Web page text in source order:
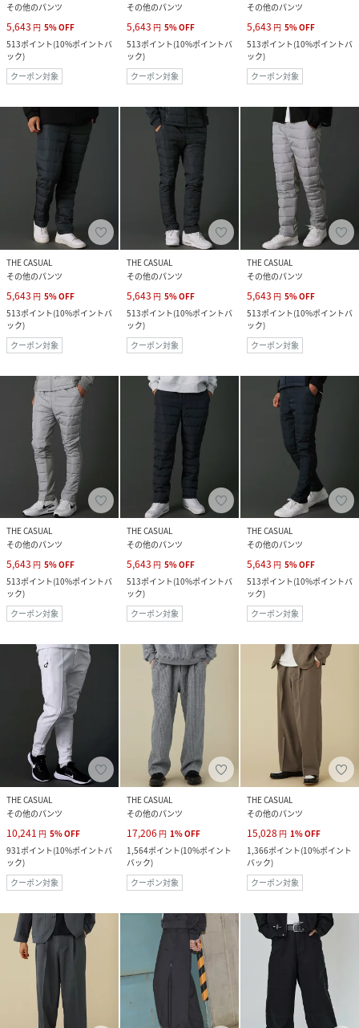
その他のパンツ
5,643 円 5%OFF
513ポイント(10%ポイントバ
ック)
クーポン対象
その他のパンツ
5,643 円 5%OFF
513ポイント(10%ポイントバ
ック)
クーポン対象
その他のパンツ
5,643 円 5%OFF
513ポイント(10%ポイントバ
ック)
クーポン対象
THE CASUAL
その他のパンツ
5,643 円 5%OFF
513ポイント(10%ポイントバ
ック)
クーポン対象
THE CASUAL
その他のパンツ
5,643 円 5%OFF
513ポイント(10%ポイントバ
ック)
クーポン対象
THE CASUAL
その他のパンツ
5,643 円 5%OFF
513ポイント(10%ポイントバ
ック)
クーポン対象
THE CASUAL
その他のパンツ
5,643 円 5%OFF
513ポイント(10%ポイントバ
ック)
クーポン対象
THE CASUAL
その他のパンツ
5,643 円 5%OFF
513ポイント(10%ポイントバ
ック)
クーポン対象
THE CASUAL
その他のパンツ
5,643 円 5%OFF
513ポイント(10%ポイントバ
ック)
クーポン対象
THE CASUAL
その他のパンツ
10,241 円 5%OFF
931ポイント(10%ポイントバ
ック)
クーポン対象
THE CASUAL
その他のパンツ
17,206 円 1%OFF
1,564ポイント(10%ポイント
バック)
クーポン対象
THE CASUAL
その他のパンツ
15,028 円 1%OFF
1,366ポイント(10%ポイント
バック)
クーポン対象